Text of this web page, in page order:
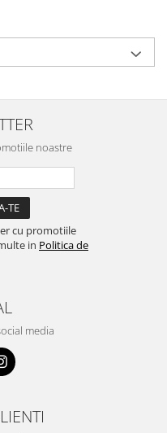
noastre
cu promotiile
in Politica de
media